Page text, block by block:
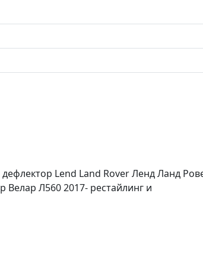
Lend Land Rover Ленд Ланд
Л560 2017- рестайлинг и